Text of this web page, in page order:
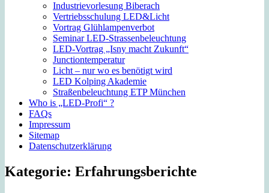
Industrievorlesung Biberach
Vertriebsschulung LED&Licht
Vortrag Glühlampenverbot
Seminar LED-Strassenbeleuchtung
LED-Vortrag „Isny macht Zukunft“
Junctiontemperatur
Licht – nur wo es benötigt wird
LED Kolping Akademie
Straßenbeleuchtung ETP München
Who is „LED-Profi“ ?
FAQs
Impressum
Sitemap
Datenschutzerklärung
Kategorie: Erfahrungsberichte